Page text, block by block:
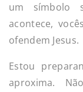
um símbolo
acontece,
ofendem Jesus.
Estou
aproxima.